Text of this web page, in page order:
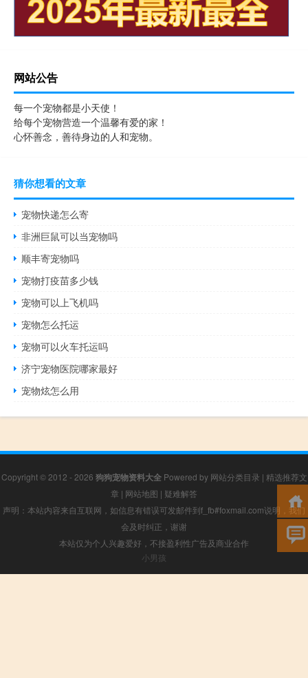
网站公告
每一个宠物都是小天使！
给每个宠物营造一个温馨有爱的家！
心怀善念，善待身边的人和宠物。
猜你想看的文章
宠物快递怎么寄
非洲巨鼠可以当宠物吗
顺丰寄宠物吗
宠物打疫苗多少钱
宠物可以上飞机吗
宠物怎么托运
宠物可以火车托运吗
济宁宠物医院哪家最好
宠物炫怎么用
Copyright © 2012 - 2026 狗狗宠物资料大全Powered by 网站分类目录 | 精选推荐文
章 | 网站地图 | 疑难解答
声明：本站内容来自互联网，如信息有错误可发邮件到f_fb#foxmail.com说明，我们
会及时纠正，谢谢
本站仅为个人兴趣爱好，不接盈利性广告及商业合作
小男孩